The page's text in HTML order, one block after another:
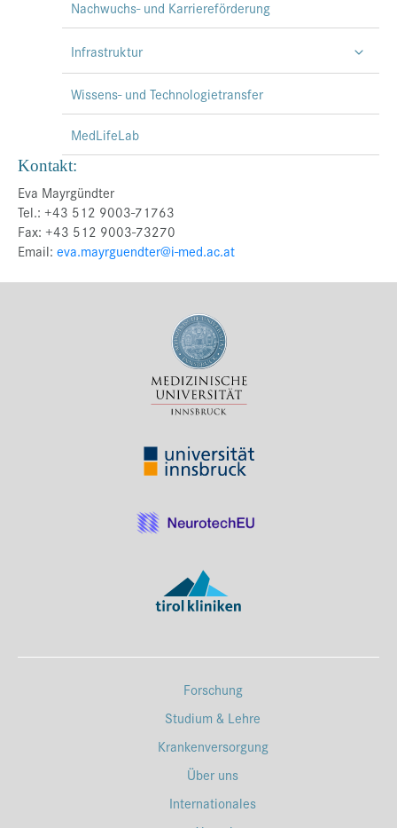
Nachwuchs- und Karriereförderung
Infrastruktur
Wissens- und Technologietransfer
MedLifeLab
Kontakt:
Eva Mayrgündter
Tel.: +43 512 9003-71763
Fax: +43 512 9003-73270
Email: eva.mayrguendter@i-med.ac.at
Forschung
Studium & Lehre
Krankenversorgung
Über uns
Internationales